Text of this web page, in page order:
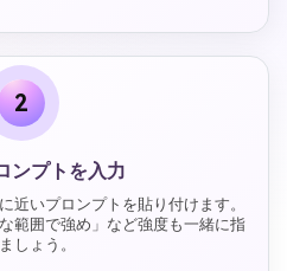
2
ンプトを入力
近いプロンプトを貼り付けます。
範囲で強め」など強度も一緒に指
しょう。